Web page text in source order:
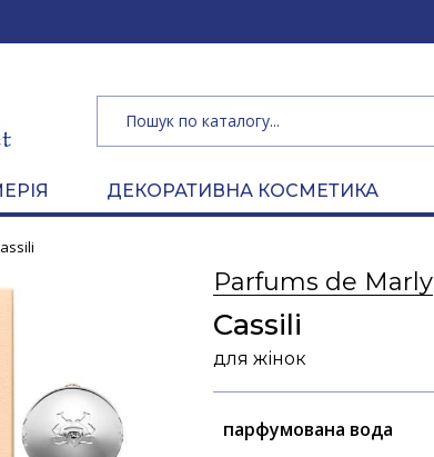
ДЕКОРАТИВНА КОСМЕТИКА
Parfums de Marly
Cassili
для жінок
парфумована вода